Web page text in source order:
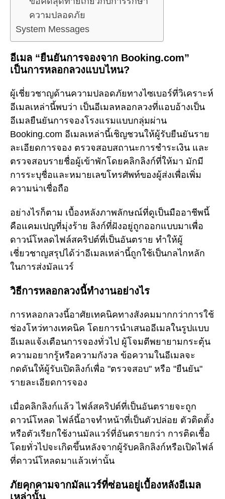
ความปลอดภัย
System Messages
อีเมล “ยืนยันการจองจาก Booking.com”
เป็นการหลอกลวงแบบไหน?
ผู้เชี่ยวชาญด้านความปลอดภัยทางไซเบอร์ที่วิเคราะห์
อีเมลเหล่านี้พบว่า เป็นอีเมลหลอกลวงที่แอบอ้างเป็น
อีเมลยืนยันการจองโรงแรมแบบกลุ่มผ่าน
Booking.com อีเมลเหล่านี้เชิญชวนให้ผู้รับยืนยันราย
ละเอียดการจอง ตรวจสอบสถานะการชำระเงิน และ
ตรวจสอบรายชื่อผู้เข้าพักโดยคลิกลิงก์ที่ให้มา มักมี
การระบุชื่อและหมายเลขโทรศัพท์ของผู้ส่งเพื่อเพิ่ม
ความน่าเชื่อถือ
อย่างไรก็ตาม เบื้องหลังภาพลักษณ์ที่ดูเป็นมืออาชีพนี้
คือแคมเปญที่มุ่งร้าย ลิงก์ที่ฝังอยู่ถูกออกแบบมาเพื่อ
ดาวน์โหลดไฟล์สคริปต์ที่เป็นอันตราย ทำให้ผู้
เชี่ยวชาญสรุปได้ว่าอีเมลเหล่านี้ถูกใช้เป็นกลไกหลัก
ในการส่งมัลแวร์
วิธีการหลอกลวงนี้ทำงานอย่างไร
การหลอกลวงนี้อาศัยเทคนิคทางสังคมมากกว่าการใช้
ช่องโหว่ทางเทคนิค โดยการนำเสนออีเมลในรูปแบบ
อีเมลแจ้งเตือนการจองทั่วไป ผู้โจมตีพยายามกระตุ้น
ความอยากรู้หรือความกังวล ข้อความในอีเมลจะ
กดดันให้ผู้รับเปิดลิงก์เพื่อ "ตรวจสอบ" หรือ "ยืนยัน"
รายละเอียดการจอง
เมื่อคลิกลิงก์แล้ว ไฟล์สคริปต์ที่เป็นอันตรายจะถูก
ดาวน์โหลด ไฟล์นี้อาจทำหน้าที่เป็นตัวปล่อย ตัวติดตั้ง
หรือตัวเรียกใช้งานมัลแวร์ที่อันตรายกว่า การติดเชื้อ
โดยทั่วไปจะเกิดขึ้นหลังจากผู้รับคลิกลิงก์หรือเปิดไฟล์
ที่ดาวน์โหลดมาแล้วเท่านั้น
ภัยคุกคามจากมัลแวร์ที่ซ่อนอยู่เบื้องหลังอีเมล